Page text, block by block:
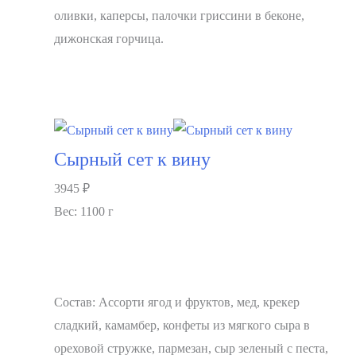
оливки, каперсы, палочки гриссини в беконе,
дижонская горчица.
Сырный сет к вину
3945 ₽
Вес: 1100 г
Состав: Ассорти ягод и фруктов, мед, крекер
сладкий, камамбер, конфеты из мягкого сыра в
ореховой стружке, пармезан, сыр зеленый с песта,